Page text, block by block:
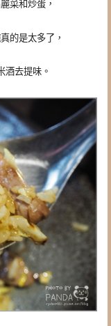
菜和炒蛋，
的是太多了，
酒去提味。